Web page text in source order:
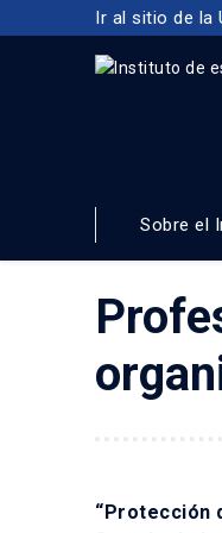
Ir al sitio de la
Y
FACULTAD DE
Sobre el
“Protección